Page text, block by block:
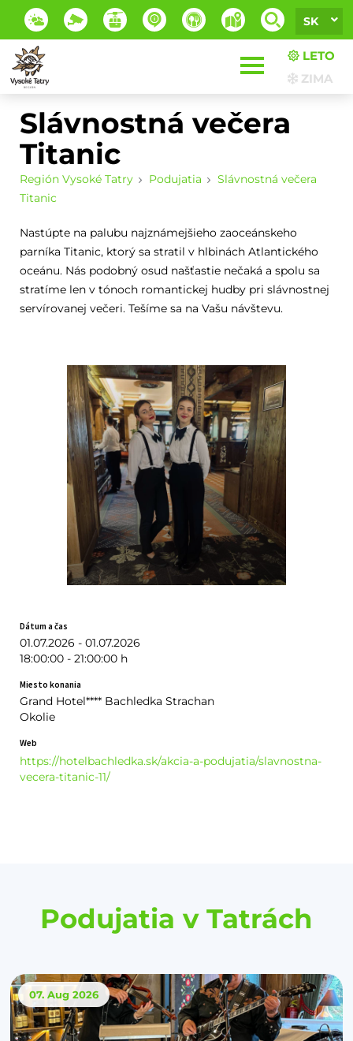
SK
LETO
ZIMA
Slávnostná večera
Titanic
Región Vysoké Tatry Podujatia
Slávnostná večera
Titanic
Nastúpte na palubu najznámejšieho zaoceánskeho
parníka Titanic, ktorý sa stratil v hlbinách Atlantického
oceánu. Nás podobný osud našťastie nečaká a spolu sa
stratíme len v tónoch romantickej hudby pri slávnostnej
servírovanej večeri. Tešíme sa na Vašu návštevu.
Dátum a čas
01.07.2026 - 01.07.2026
18:00:00 - 21:00:00 h
Miesto konania
Grand Hotel**** Bachledka Strachan
Okolie
Web
https://hotelbachledka.sk/akcia-a-podujatia/slavnostna-
vecera-titanic-11/
Podujatia v Tatrách
07. Aug 2026